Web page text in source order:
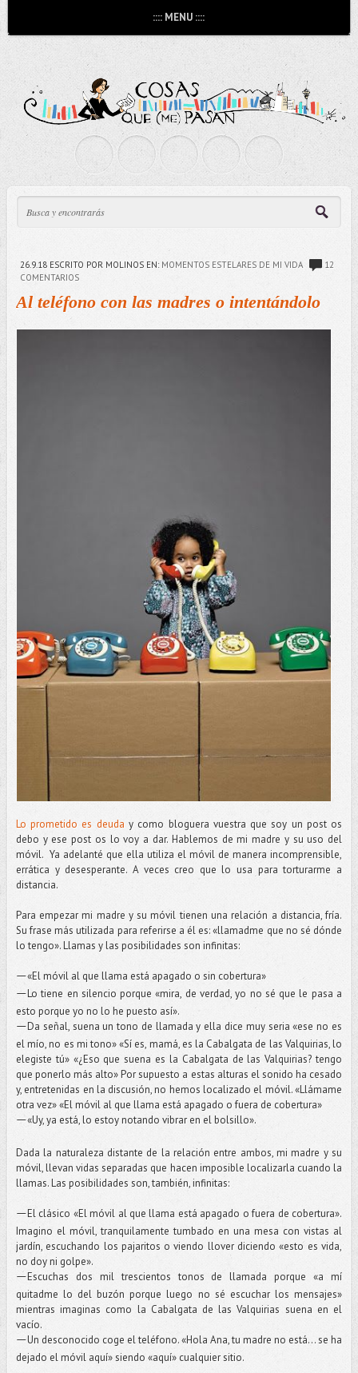
:::: MENU ::::
26.9.18ESCRITO POR MOLINOS EN: MOMENTOS ESTELARES DE MI VIDA
12
COMENTARIOS
Al teléfono con las madres o intentándolo
Lo prometido es deuda y como bloguera vuestra que soy un post os
debo y ese post os lo voy a dar. Hablemos de mi madre y su uso del
móvil. Ya adelanté que ella utiliza el móvil de manera incomprensible,
errática y desesperante. A veces creo que lo usa para torturarme a
distancia.
Para empezar mi madre y su móvil tienen una relación a distancia, fría.
Su frase más utilizada para referirse a él es: «llamadme que no sé dónde
lo tengo». Llamas y las posibilidades son infinitas:
—«El móvil al que llama está apagado o sin cobertura»
—Lo tiene en silencio porque «mira, de verdad, yo no sé que le pasa a
esto porque yo no lo he puesto así».
—Da señal, suena un tono de llamada y ella dice muy seria «ese no es
el mío, no es mi tono» «Sí es, mamá, es la Cabalgata de las Valquirias, lo
elegiste tú» «¿Eso que suena es la Cabalgata de las Valquirias? tengo
que ponerlo más alto» Por supuesto a estas alturas el sonido ha cesado
y, entretenidas en la discusión, no hemos localizado el móvil. «Llámame
otra vez» «El móvil al que llama está apagado o fuera de cobertura»
—«Uy, ya está, lo estoy notando vibrar en el bolsillo».
Dada la naturaleza distante de la relación entre ambos, mi madre y su
móvil, llevan vidas separadas que hacen imposible localizarla cuando la
llamas. Las posibilidades son, también, infinitas:
—El clásico «El móvil al que llama está apagado o fuera de cobertura».
Imagino el móvil, tranquilamente tumbado en una mesa con vistas al
jardín, escuchando los pajaritos o viendo llover diciendo «esto es vida,
no doy ni golpe».
—Escuchas dos mil trescientos tonos de llamada porque «a mí
quitadme lo del buzón porque luego no sé escuchar los mensajes»
mientras imaginas como la Cabalgata de las Valquirias suena en el
vacío.
—Un desconocido coge el teléfono. «Hola Ana, tu madre no está... se ha
dejado el móvil aquí» siendo «aquí» cualquier sitio.